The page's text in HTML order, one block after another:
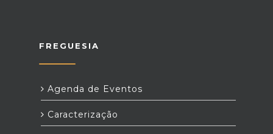
FREGUESIA
Agenda de Eventos
Caracterização